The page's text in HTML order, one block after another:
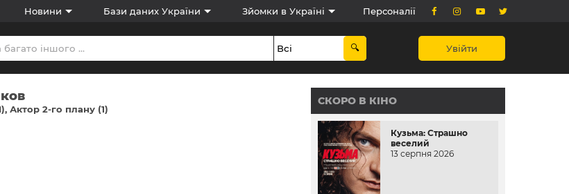
Новини Бази даних України Зйомки в Україні Персоналії
Увійти
Актор 2-го плану (1)
СКОРО В КІНО
Кузьма: Страшно
веселий
13 серпня 2026